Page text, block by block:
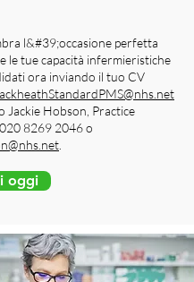
l&#39;occasione perfetta
le tue capacità infermieristiche
ora inviando il tuo CV
Jackie Hobson, Practice
8269 2046 o
oggi